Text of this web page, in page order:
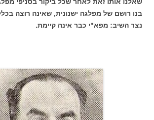
בנו רושם של מפלגה ישנונית, שאינה רוצה
נצר השיב: מפא"י כבר אינה קיימת.